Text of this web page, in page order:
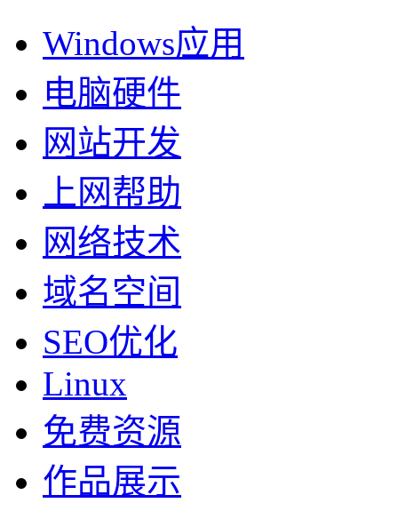
Windows应用
电脑硬件
网站开发
上网帮助
网络技术
域名空间
SEO优化
Linux
免费资源
作品展示